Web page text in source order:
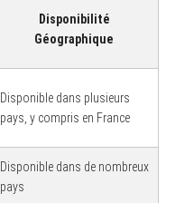
Disponibilité
Géographique
Disponible dans plusieurs
pays, y compris en France
Disponible dans de nombreux
pays